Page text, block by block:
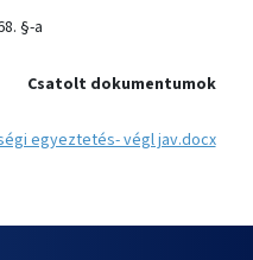
§-a
Csatolt dokumentumok
egyeztetés- végl jav.docx